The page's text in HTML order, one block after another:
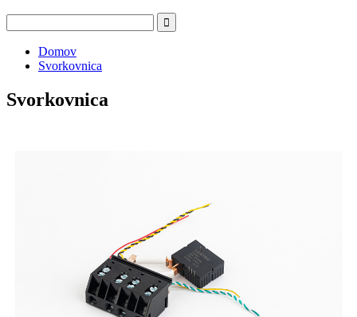
Domov
Svorkovnica
Svorkovnica